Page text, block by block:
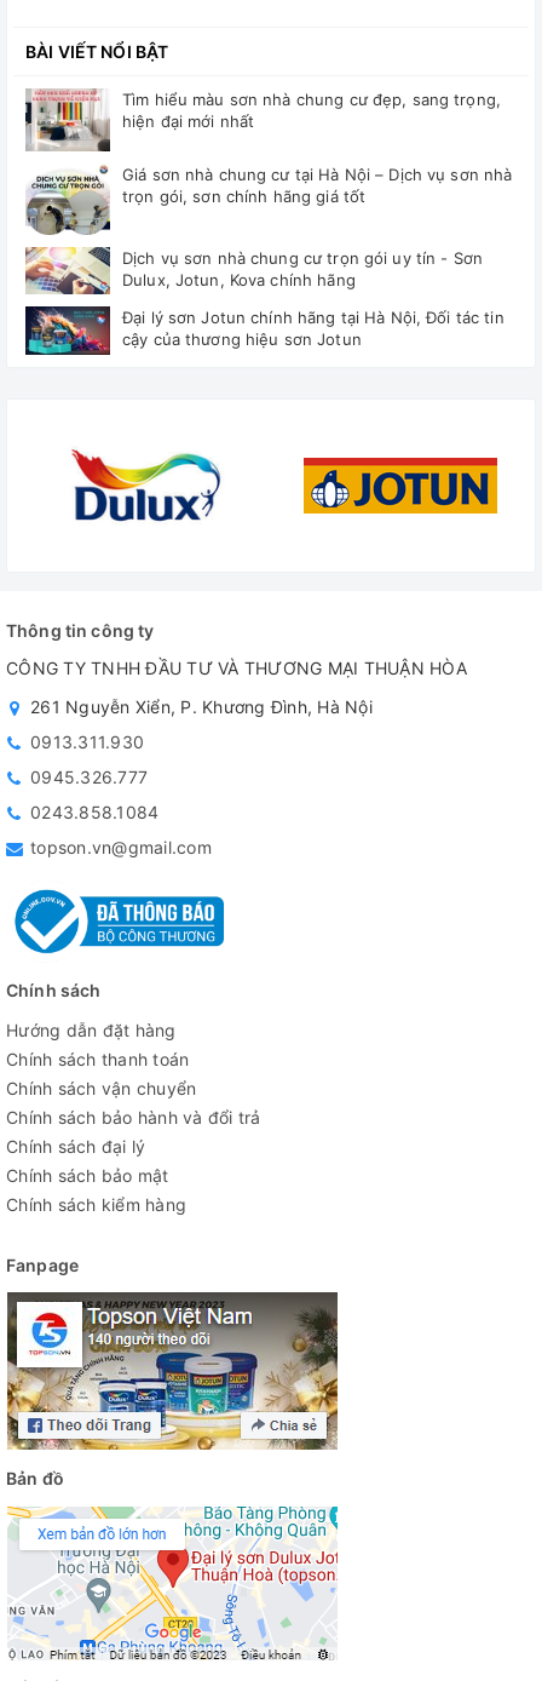
BÀI VIẾT NỔI BẬT
Tìm hiểu màu sơn nhà chung cư đẹp, sang trọng,
hiện đại mới nhất
Giá sơn nhà chung cư tại Hà Nội – Dịch vụ sơn nhà
trọn gói, sơn chính hãng giá tốt
Dịch vụ sơn nhà chung cư trọn gói uy tín - Sơn
Dulux, Jotun, Kova chính hãng
Đại lý sơn Jotun chính hãng tại Hà Nội, Đối tác tin
cậy của thương hiệu sơn Jotun
Thông tin công ty
CÔNG TY TNHH ĐẦU TƯ VÀ THƯƠNG MẠI THUẬN HÒA
261 Nguyễn Xiển, P. Khương Đình, Hà Nội
0913.311.930
0945.326.777
0243.858.1084
topson.vn@gmail.com
Chính sách
Hướng dẫn đặt hàng
Chính sách thanh toán
Chính sách vận chuyển
Chính sách bảo hành và đổi trả
Chính sách đại lý
Chính sách bảo mật
Chính sách kiểm hàng
Fanpage
Bản đồ